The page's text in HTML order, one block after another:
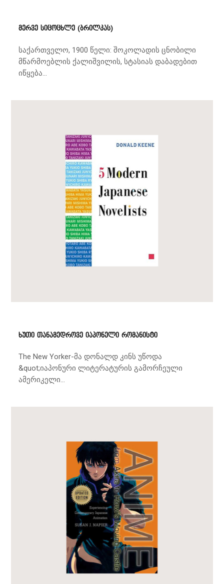
მერვე სიცოცხლე (ბრილკას)
საქართველო, 1900 წელი: შოკოლადის ცნობილი
მწარმოებლის ქალიშვილის, სტასიას დაბადებით
იწყება...
ხუთი თანამედროვე იაპონელი რომანისტი
The New Yorker-მა დონალდ კინს უწოდა
&quot;იაპონური ლიტერატურის გამორჩეული
ამერიკელი...